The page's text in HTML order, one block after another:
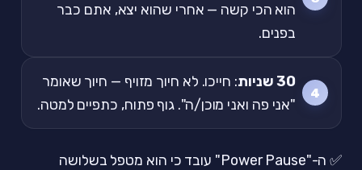
הוא הכי קשה — אחרי שהוא יצא, אתם כבר
בפנים.
30 שניות
: חייכו. לא חיוך מזויף — חיוך שאומר
"אני פה ואני מוכן/ה". גוף פתוח, כתפיים למטה.
✅ ה-"Power Pause" עובד כי הוא מטפל בשלושה